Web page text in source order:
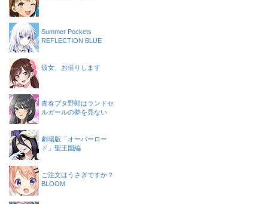
Summer Pockets
REFLECTION BLUE
彼女、お借りします
青春ブタ野郎はランドセ
ルガールの夢を見ない
劇場版「オーバーロー
ド」聖王国編
ご注文はうさぎですか？
BLOOM